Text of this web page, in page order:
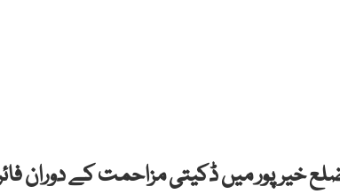
خیرپور میں ڈکیتی مزاحمت کے دوران